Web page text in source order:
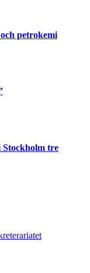
petrokemi
tre